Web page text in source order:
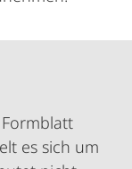
es sich um